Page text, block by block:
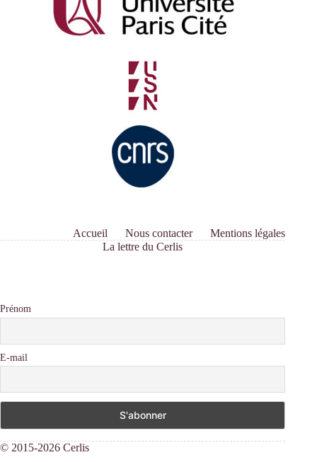
Accueil Nous contacter
Mentions légales
La lettre du Cerlis
Prénom
E-mail
© 2015-2026 Cerlis